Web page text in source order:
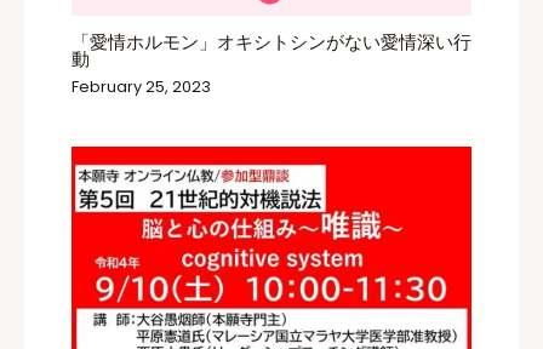
「愛情ホルモン」オキシトシンがない愛情深い行
動
February 25, 2023